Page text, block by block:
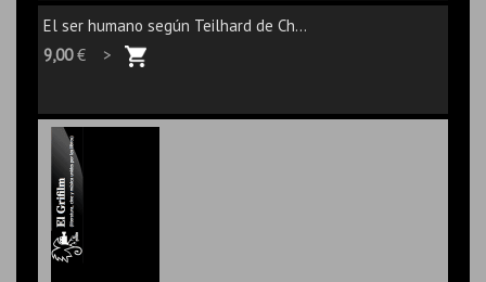
El ser humano según Teilhard de Ch...
9,00€ >